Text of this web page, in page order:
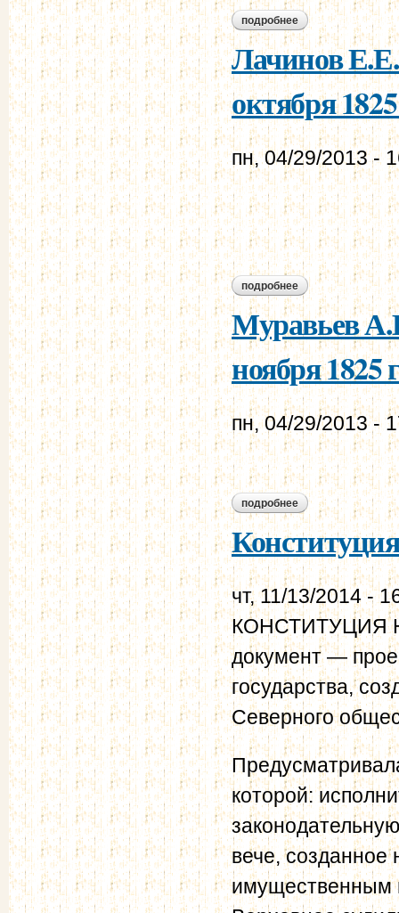
подробнее о бурцов и.г. -
Лачинов
октября
пн, 04/29/2013 -
подробнее о лачинов е.е. -
Муравьев
ноября 1825
пн, 04/29/2013 -
подробнее о муравьев а.н. -
чт, 11/13/2014 -
КОНСТИТУЦИЯ
документ —
государства,
Северного
которой:
вече, созданное
имущественным